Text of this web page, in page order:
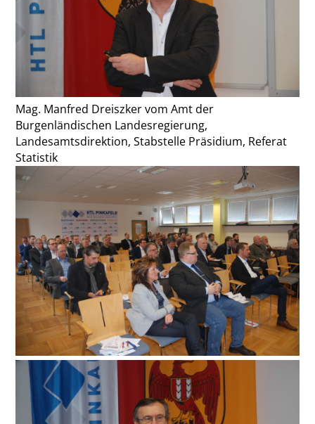
Mag. Manfred Dreiszker vom Amt der
Burgenländischen Landesregierung,
Landesamtsdirektion, Stabstelle Präsidium, Referat
Statistik